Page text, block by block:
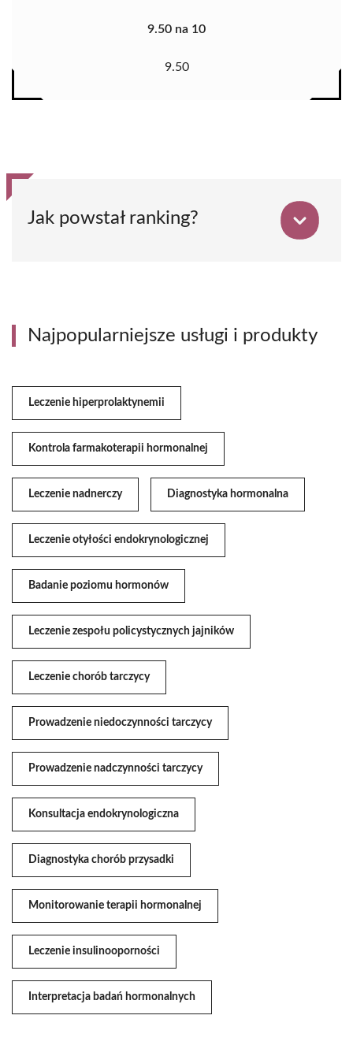
9.50 na 10
9.50
Jak powstał ranking?
Najpopularniejsze usługi i produkty
Leczenie hiperprolaktynemii
Kontrola farmakoterapii hormonalnej
Leczenie nadnerczy Diagnostyka hormonalna
Leczenie otyłości endokrynologicznej
Badanie poziomu hormonów
Leczenie zespołu policystycznych jajników
Leczenie chorób tarczycy
Prowadzenie niedoczynności tarczycy
Prowadzenie nadczynności tarczycy
Konsultacja endokrynologiczna
Diagnostyka chorób przysadki
Monitorowanie terapii hormonalnej
Leczenie insulinooporności
Interpretacja badań hormonalnych